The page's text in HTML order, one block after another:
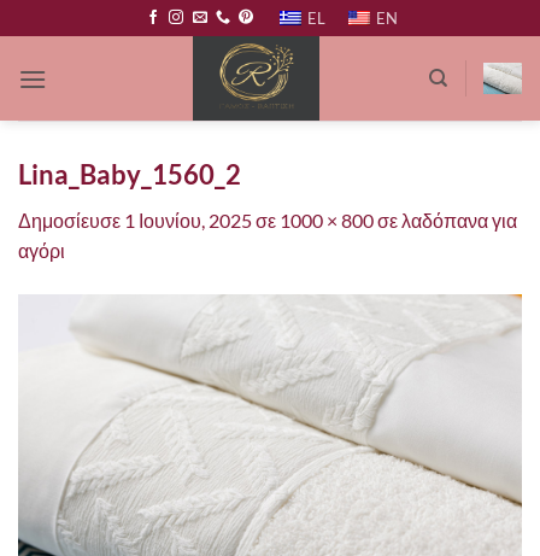
στο
περιεχόμενο
EL EN
Lina_Baby_1560_2
Δημοσίευσε 1 Ιουνίου, 2025σε 1000 × 800σελαδόπανα για
αγόρι